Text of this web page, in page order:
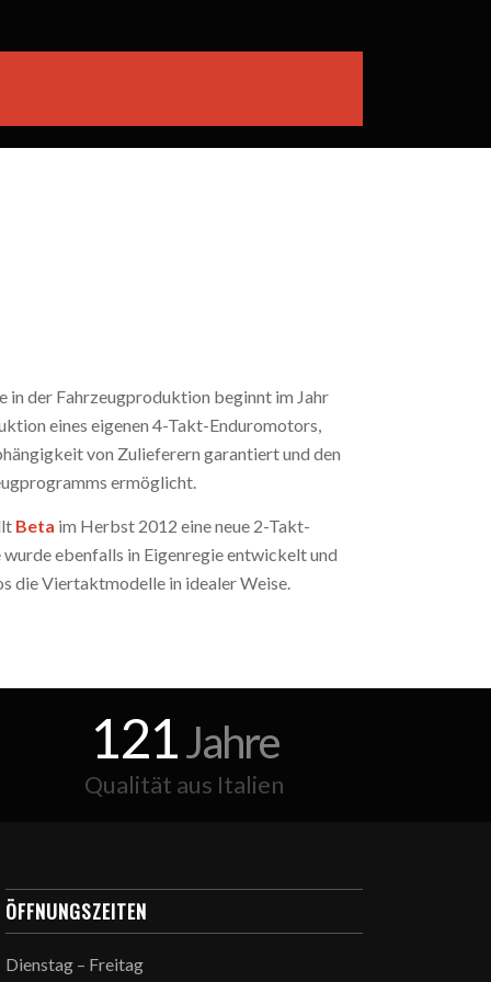
in der Fahrzeugproduktion beginnt im Jahr
eines eigenen 4-Takt-Enduromotors,
von Zulieferern garantiert und den
ermöglicht.
Beta im Herbst 2012 eine neue 2-Takt-
ebenfalls in Eigenregie entwickelt und
die Viertaktmodelle in idealer Weise.
121Jahre
Qualität aus Italien
ÖFFNUNGSZEITEN
Dienstag – Freitag